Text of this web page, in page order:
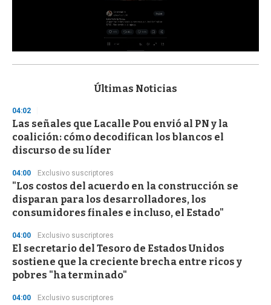
s
d
s
o
f
3
s
e
o
n
Últimas Noticias
04:02
Las señales que Lacalle Pou envió al PN y la
coalición: cómo decodifican los blancos el
discurso de su líder
04:00 Exclusivo suscriptores
"Los costos del acuerdo en la construcción se
disparan para los desarrolladores, los
consumidores finales e incluso, el Estado"
04:00 Exclusivo suscriptores
El secretario del Tesoro de Estados Unidos
sostiene que la creciente brecha entre ricos y
pobres "ha terminado"
04:00 Exclusivo suscriptores